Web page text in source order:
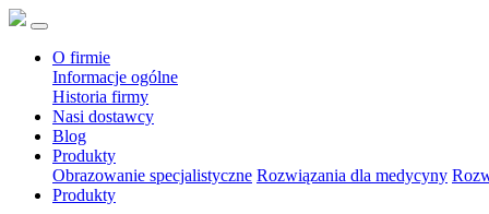
O firmie
Informacje ogólne
Historia firmy
Nasi dostawcy
Blog
Produkty
Obrazowanie specjalistyczne Rozwiązania dla medycyny
Produkty